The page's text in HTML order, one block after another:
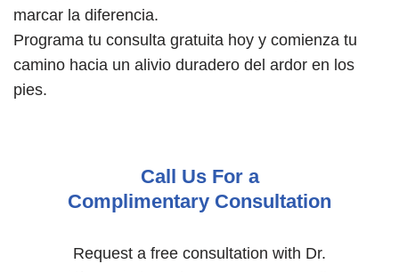
marcar la diferencia.
Programa tu consulta gratuita hoy y comienza tu
camino hacia un alivio duradero del ardor en los
pies.
Call Us For a
Complimentary Consultation
Request a free consultation with Dr.